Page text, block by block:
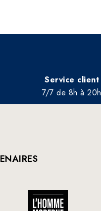
Service client
7/7 de 8h à 20h